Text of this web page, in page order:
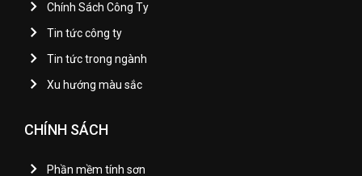
Chính Sách Công Ty
Tin tức công ty
Tin tức trong ngành
Xu hướng màu sắc
CHÍNH SÁCH
Phần mềm tính sơn